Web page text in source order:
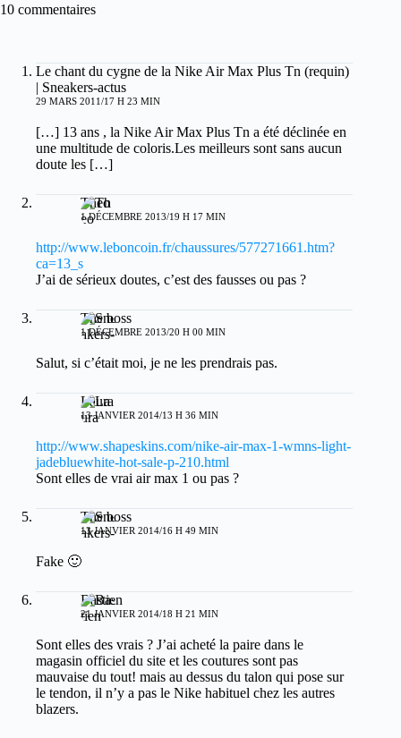
10 commentaires
Le chant du cygne de la Nike Air Max Plus Tn (requin)
| Sneakers-actus
29 MARS 2011/17 H 23 MIN
[…] 13 ans , la Nike Air Max Plus Tn a été déclinée en
une multitude de coloris.Les meilleurs sont sans aucun
doute les […]
Theo
1 DÉCEMBRE 2013/19 H 17 MIN
http://www.leboncoin.fr/chaussures/577271661.htm?
ca=13_s
J’ai de sérieux doutes, c’est des fausses ou pas ?
The boss
1 DÉCEMBRE 2013/20 H 00 MIN
Salut, si c’était moi, je ne les prendrais pas.
Laura
13 JANVIER 2014/13 H 36 MIN
http://www.shapeskins.com/nike-air-max-1-wmns-light-
jadebluewhite-hot-sale-p-210.html
Sont elles de vrai air max 1 ou pas ?
The boss
13 JANVIER 2014/16 H 49 MIN
Fake 🙂
Bastien
21 JANVIER 2014/18 H 21 MIN
Sont elles des vrais ? J’ai acheté la paire dans le
magasin officiel du site et les coutures sont pas
mauvaise du tout! mais au dessus du talon qui pose sur
le tendon, il n’y a pas le Nike habituel chez les autres
blazers.